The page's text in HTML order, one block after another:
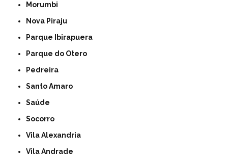
Morumbi
Nova Piraju
Parque Ibirapuera
Parque do Otero
Pedreira
Santo Amaro
Saúde
Socorro
Vila Alexandria
Vila Andrade